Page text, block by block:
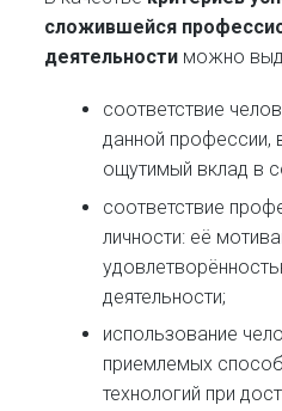
сложившейся
деятельности можно
соответствие
данной профессии,
ощутимый вклад в
соответствие
личности: её
деятельности;
использование
приемлемых
технологий при